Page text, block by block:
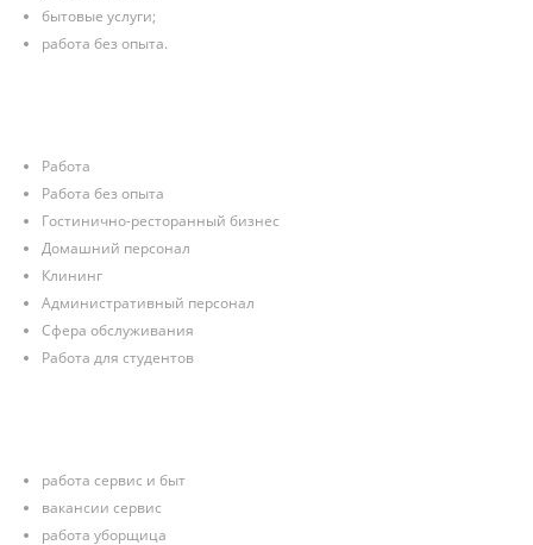
бытовые услуги;
работа без опыта.
Работа
Работа без опыта
Гостинично-ресторанный бизнес
Домашний персонал
Клининг
Административный персонал
Сфера обслуживания
Работа для студентов
работа сервис и быт
вакансии сервис
работа уборщица